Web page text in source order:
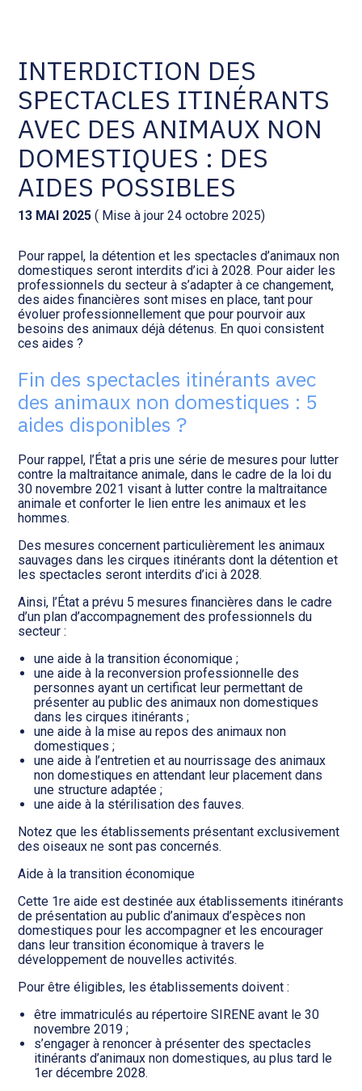
Social et ressources humaines
Assistance juridique
Pilotage d’entreprise
Gestion de patrimoine
Procédures collectives
Tenue de votre comptabilité :
ACD
Facturation et pilotage :
EVOLIZ
Facturation et pilotage : MEG
Analyse et tableau de bord :
WAIBI
Gérer vos ressources
humaines : SILAE
INTERDICTION DES
SPECTACLES ITINÉRANTS
AVEC DES ANIMAUX NON
DOMESTIQUES : DES
AIDES POSSIBLES
13 MAI 2025 ( Mise à jour 24 octobre 2025)
Pour rappel, la détention et les spectacles d’animaux non
domestiques seront interdits d’ici à 2028. Pour aider les
professionnels du secteur à s’adapter à ce changement,
des aides financières sont mises en place, tant pour
évoluer professionnellement que pour pourvoir aux
besoins des animaux déjà détenus. En quoi consistent
ces aides ?
Fin des spectacles itinérants avec
des animaux non domestiques : 5
aides disponibles ?
Pour rappel, l’État a pris une série de mesures pour lutter
contre la maltraitance animale, dans le cadre de la loi du
30 novembre 2021 visant à lutter contre la maltraitance
animale et conforter le lien entre les animaux et les
hommes.
Des mesures concernent particulièrement les animaux
sauvages dans les cirques itinérants dont la détention et
les spectacles seront interdits d’ici à 2028.
Ainsi, l’État a prévu 5 mesures financières dans le cadre
d’un plan d’accompagnement des professionnels du
secteur :
une aide à la transition économique ;
une aide à la reconversion professionnelle des
personnes ayant un certificat leur permettant de
présenter au public des animaux non domestiques
dans les cirques itinérants ;
une aide à la mise au repos des animaux non
domestiques ;
une aide à l’entretien et au nourrissage des animaux
non domestiques en attendant leur placement dans
une structure adaptée ;
une aide à la stérilisation des fauves.
Notez que les établissements présentant exclusivement
des oiseaux ne sont pas concernés.
Aide à la transition économique
Cette 1re aide est destinée aux établissements itinérants
de présentation au public d’animaux d’espèces non
domestiques pour les accompagner et les encourager
dans leur transition économique à travers le
développement de nouvelles activités.
Pour être éligibles, les établissements doivent :
être immatriculés au répertoire SIRENE avant le 30
novembre 2019 ;
s’engager à renoncer à présenter des spectacles
itinérants d’animaux non domestiques, au plus tard le
1er décembre 2028.